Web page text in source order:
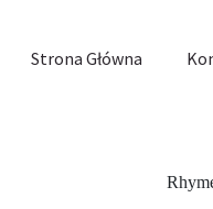
Strona Główna